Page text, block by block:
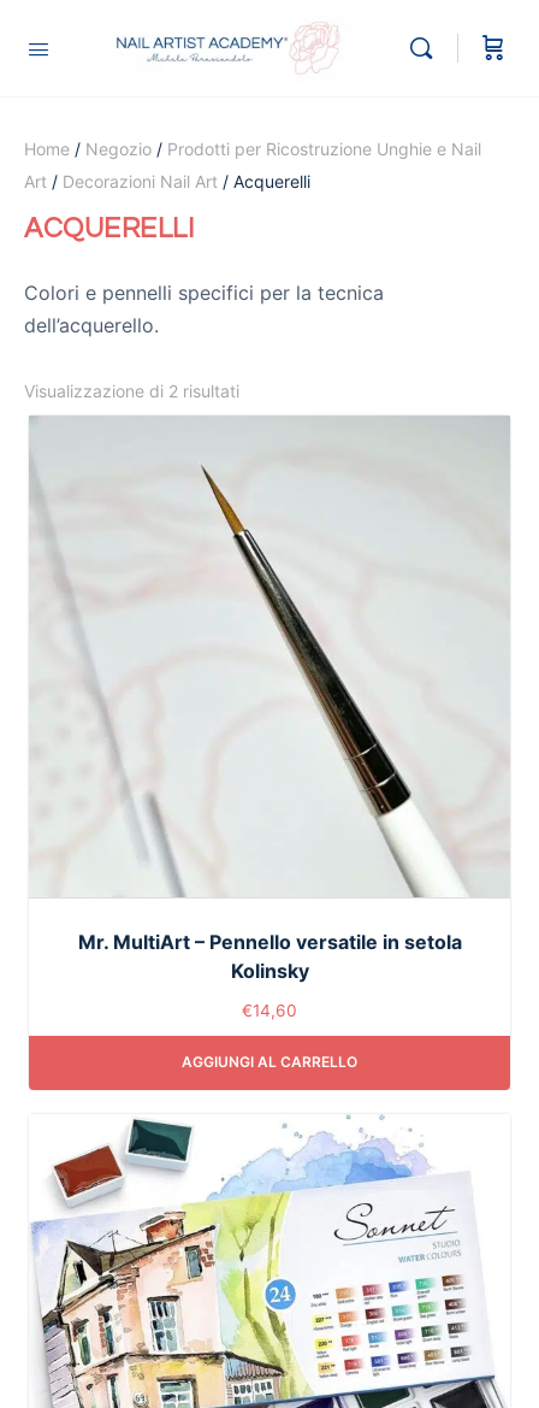
Home / Negozio / Prodotti per Ricostruzione Unghie e Nail
Art / Decorazioni Nail Art / Acquerelli
ACQUERELLI
Colori e pennelli specifici per la tecnica
dell’acquerello.
Visualizzazione di 2 risultati
Mr. MultiArt – Pennello versatile in setola
Kolinsky
€14,60
AGGIUNGI AL CARRELLO